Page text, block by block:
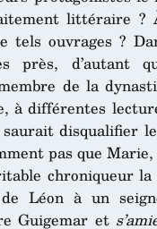
littéraire ?
tels ouvrages ?
près,
de la
à différentes
saurait disqualifier
pas que
chroniqueur la
de Léon à un
Guigemar et